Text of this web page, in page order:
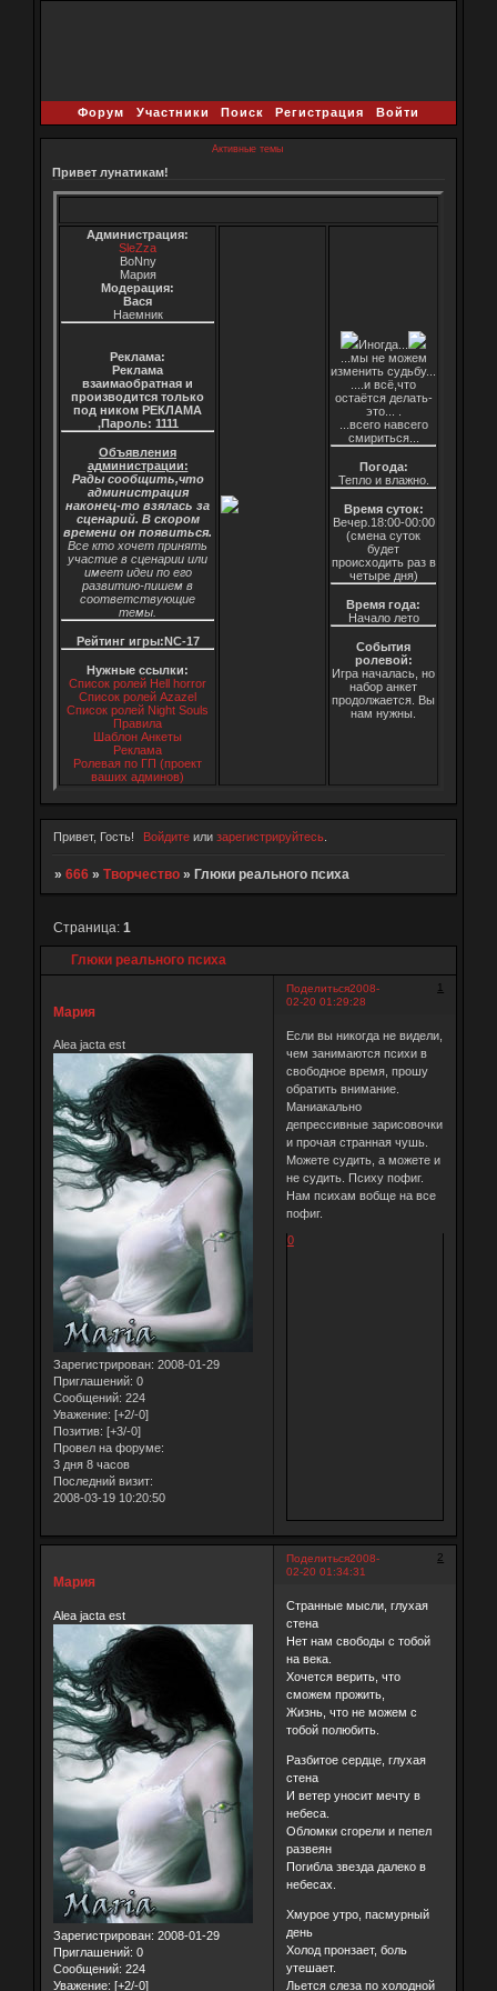
Форум Участники Поиск Регистрация Войти
Активные темы
Привет лунатикам!
Администрация:
SleZza
BoNny
Мария
Модерация:
Вася
Наемник
Реклама:
Реклама
взаимаобратная и
производится только
под ником РЕКЛАМА
,Пароль: 1111
Объявления
администрации:
Рады сообщить,что
администрация
наконец-то взялась за
сценарий. В скором
времени он появиться.
Все кто хочет принять
участие в сценарии или
имеет идеи по его
развитию-пишем в
соответствующие
темы.
Рейтинг игры:NC-17
Нужные ссылки:
Список ролей Hell horror
Список ролей Azazel
Список ролей Night Souls
Правила
Шаблон Анкеты
Реклама
Ролевая по ГП (проект
ваших админов)
Иногда...
...мы не можем
изменить судьбу...
....и всё,что
остаётся делать-
это... .
...всего навсего
смириться...
Погода:
Тепло и влажно.
Время суток:
Вечер.18:00-00:00
(смена суток
будет
происходить раз в
четыре дня)
Время года:
Начало лето
События
ролевой:
Игра началась, но
набор анкет
продолжается. Вы
нам нужны.
Привет, Гость! Войдите илизарегистрируйтесь
» 666 » Творчество » Глюки реального психа
Глюки реального психа
Страница: 1
Поделиться 1
2008-
02-20 01:29:28
Мария
Alea jacta est
Зарегистрирован: 2008-01-29
Приглашений: 0
Сообщений: 224
Уважение: [+2/-0]
Позитив: [+3/-0]
Провел на форуме:
3 дня 8 часов
Последний визит:
2008-03-19 10:20:50
Если вы никогда не видели,
чем занимаются психи в
свободное время, прошу
обратить внимание.
Маниакально
депрессивные зарисовочки
и прочая странная чушь.
Можете судить, а можете и
не судить. Психу пофиг.
Нам психам вобще на все
пофиг.
0
Поделиться 2
2008-
02-20 01:34:31
Мария
Alea jacta est
Зарегистрирован: 2008-01-29
Приглашений: 0
Сообщений: 224
Уважение: [+2/-0]
Странные мысли, глухая
стена
Нет нам свободы с тобой
на века.
Хочется верить, что
сможем прожить,
Жизнь, что не можем с
тобой полюбить.
Разбитое сердце, глухая
стена
И ветер уносит мечту в
небеса.
Обломки сгорели и пепел
развеян
Погибла звезда далеко в
небесах.
Хмурое утро, пасмурный
день
Холод пронзает, боль
утешает.
Льется слеза по холодной